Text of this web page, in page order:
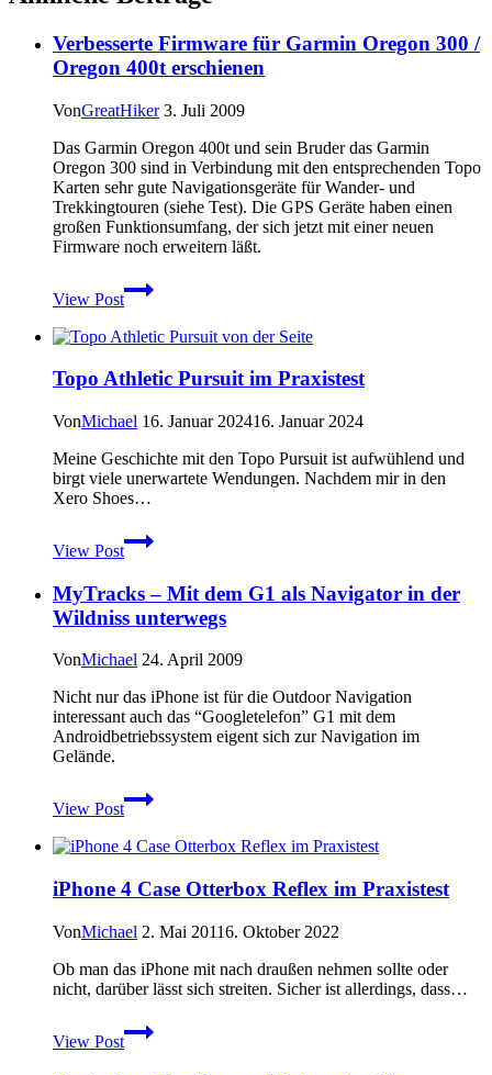
Verbesserte Firmware für Garmin Oregon 300 /
Oregon 400t erschienen
VonGreatHiker 3. Juli 2009
Das Garmin Oregon 400t und sein Bruder das Garmin
Oregon 300 sind in Verbindung mit den entsprechenden Topo
Karten sehr gute Navigationsgeräte für Wander- und
Trekkingtouren (siehe Test). Die GPS Geräte haben einen
großen Funktionsumfang, der sich jetzt mit einer neuen
Firmware noch erweitern läßt.
View Post
Verbesserte
Firmware
Garmin
300
Oregon
erschienen
Topo Athletic Pursuit im Praxistest
VonMichael 16. Januar 202416. Januar 2024
Meine Geschichte mit den Topo Pursuit ist aufwühlend und
birgt viele unerwartete Wendungen. Nachdem mir in den
Xero Shoes…
View Post
Topo
Athletic
im
Praxistest
MyTracks – Mit dem G1 als Navigator in der
Wildniss unterwegs
VonMichael 24. April 2009
Nicht nur das iPhone ist für die Outdoor Navigation
interessant auch das “Googletelefon” G1 mit dem
Androidbetriebssystem eigent sich zur Navigation im
Gelände.
View Post
MyTracks
–
dem
als
in
Wildniss
unterwegs
iPhone 4 Case Otterbox Reflex im Praxistest
VonMichael 2. Mai 20116. Oktober 2022
Ob man das iPhone mit nach draußen nehmen sollte oder
nicht, darüber lässt sich streiten. Sicher ist allerdings, dass…
View Post
iPhone
4